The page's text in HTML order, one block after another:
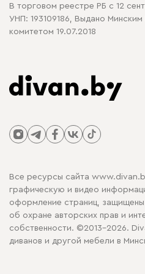
В торговом реестре РБ с 12
УНП: 193109186, Выдано
комитетом 19.07.2018
Все ресурсы сайта
графическую и видео
оформление страниц,
об охране авторских прав и
собственности. ©2013-2026.
диванов и другой мебели в